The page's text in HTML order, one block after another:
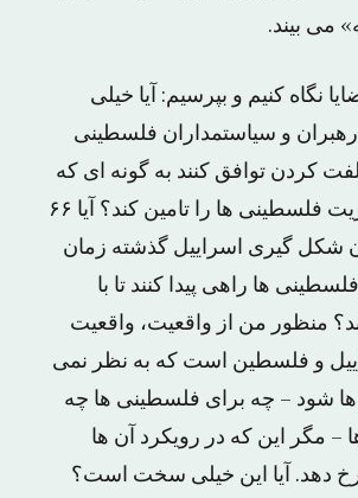
می بیند.
نگاه کنیم و بپرسیم: آیا خیلی
و سیاستمداران فلسطینی
کردن توافق کنند به گونه ای که
منافع حیاتی اکثریت فلسطینی ها را تامین کند؟ آیا ۶۶
شکل گیری اسراییل گذشته زمان
ها راهی پیدا کنند تا با
منظور من از واقعیت، واقعیت
و فلسطین است که به نظر نمی
ها شود – چه برای فلسطینی ها چه
– مگر این که در رویکرد آن ها
دهد. آیا این خیلی سخت است؟